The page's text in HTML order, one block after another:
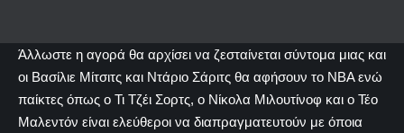
Άλλωστε η αγορά θα αρχίσει να ζεσταίνεται σύντομα μιας και
οι Βασίλιε Μίτσιτς και Ντάριο Σάριτς θα αφήσουν το ΝΒΑ ενώ
παίκτες όπως ο Τι Τζέι Σορτς, ο Νίκολα Μιλουτίνοφ και ο Τέο
Μαλεντόν είναι ελεύθεροι να διαπραγματευτούν με όποια